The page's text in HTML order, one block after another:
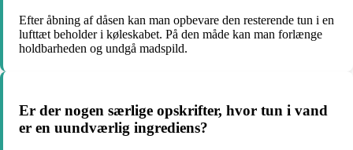
Efter åbning af dåsen kan man opbevare den resterende tun i en
lufttæt beholder i køleskabet. På den måde kan man forlænge
holdbarheden og undgå madspild.
Er der nogen særlige opskrifter, hvor tun i vand
er en uundværlig ingrediens?